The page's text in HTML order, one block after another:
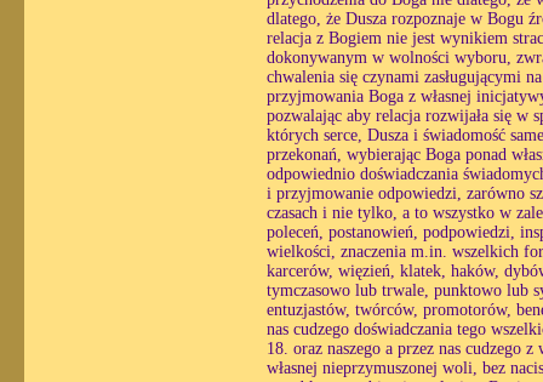
dlatego, że Dusza rozpoznaje w Bogu
relacja z Bogiem nie jest wynikiem
dokonywanym w wolności wyboru,
chwalenia się czynami zasługującymi
przyjmowania Boga z własnej
pozwalając aby relacja rozwijała się w
których serce, Dusza i świadomość
przekonań, wybierając Boga ponad
odpowiednio doświadczania
i przyjmowanie odpowiedzi, zarówno
czasach i nie tylko, a to wszystko w
poleceń, postanowień, podpowiedzi,
wielkości, znaczenia m.in. wszelkich
karcerów, więzień, klatek, haków,
tymczasowo lub trwale, punktowo lub
entuzjastów, twórców, promotorów,
nas cudzego doświadczania tego
18. oraz naszego a przez nas cudzego
własnej nieprzymuszonej woli, bez